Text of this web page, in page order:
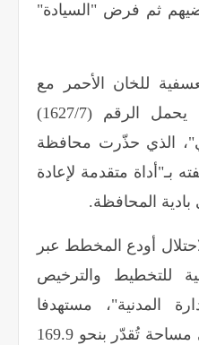
ثم فرض "السيادة"
للخان الأحمر مع
إيداع مخطط استعماري يحمل الرقم (1627/7)
الذي حذّرت محافظة
متقدمة لإعادة
المحافظة.
أودع المخطط عبر
للتخطيط والترخيص
المدنية"، مستهدفا
أراضي بلدة أبو ديس على مساحة تُقدّر بنحو 169.9